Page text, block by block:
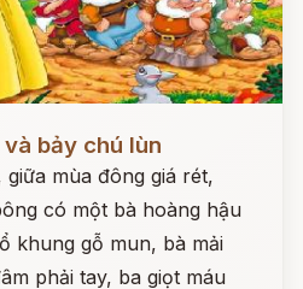
bảy chú lùn
mùa đông giá rét,
có một bà hoàng hậu
khung gỗ mun, bà mải
phải tay, ba giọt máu